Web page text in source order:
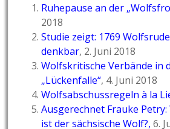
Ruhepause an der
2018
Studie zeigt: 1769
denkbar, 2. Juni 2018
Wolfskritische Verbände in
„Lückenfalle“, 4. Juni 2018
Wolfsabschussregeln à la
Ausgerechnet Frauke
ist der sächsische Wolf?, 6.